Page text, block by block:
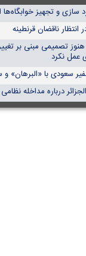
سازی و تجهیز
انتظار ناقضان قرنطینه
تصمیمی مبنی بر
عمل نکرد
سعودی با «البرهان»
درباره مداخله